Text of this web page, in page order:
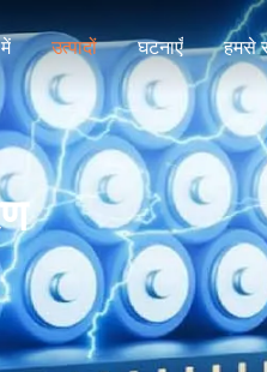
उत्पादों घटनाएँ हमसे